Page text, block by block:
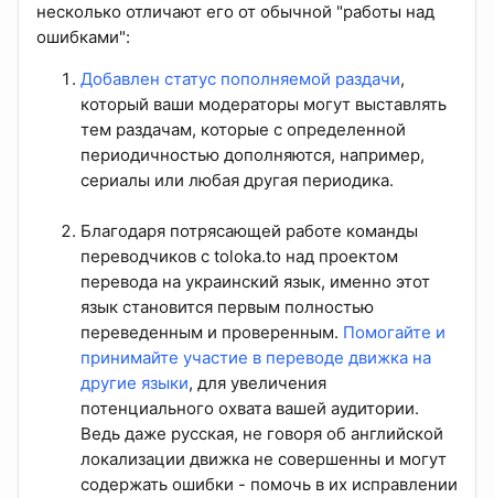
несколько отличают его от обычной "работы над
ошибками":
Добавлен статус пополняемой раздачи,
который ваши модераторы могут выставлять
тем раздачам, которые с определенной
периодичностью дополняются, например,
сериалы или любая другая периодика.
Благодаря потрясающей работе команды
переводчиков с toloka.to над проектом
перевода на украинский язык, именно этот
язык становится первым полностью
переведенным и проверенным. Помогайте и
принимайте участие в переводе движка на
другие языки, для увеличения
потенциального охвата вашей аудитории.
Ведь даже русская, не говоря об английской
локализации движка не совершенны и могут
содержать ошибки - помочь в их исправлении